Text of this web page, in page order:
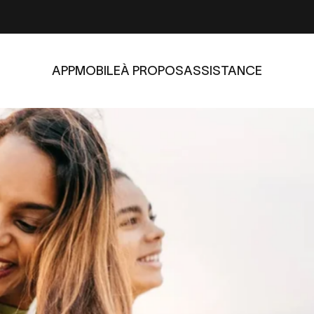
APPMOBILEÀ PROPOSASSISTANCE